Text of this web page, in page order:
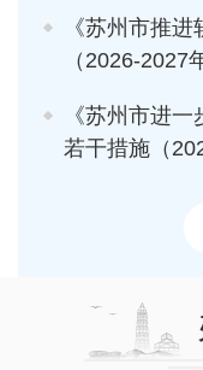
《苏州市推
（2026-2027
《苏州市进
若干措施（